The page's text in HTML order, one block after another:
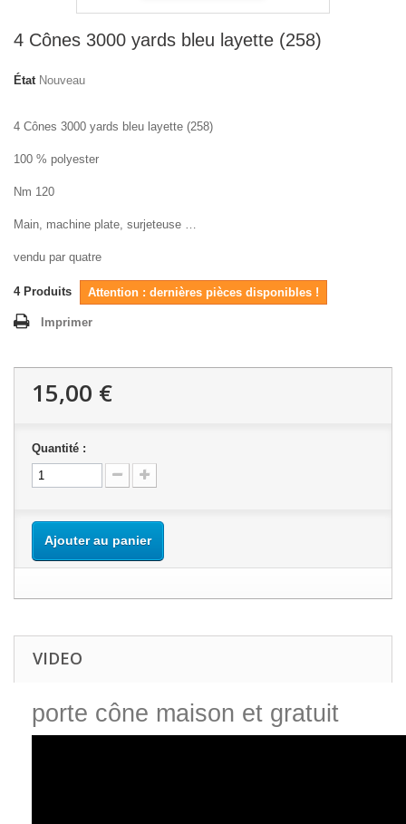
4 Cônes 3000 yards bleu layette (258)
État Nouveau
4 Cônes 3000 yards bleu layette (258)
100 % polyester
Nm 120
Main, machine plate, surjeteuse …
vendu par quatre
4 Produits Attention : dernières pièces disponibles !
Imprimer
15,00 €
Quantité :
Ajouter au panier
VIDEO
porte cône maison et gratuit